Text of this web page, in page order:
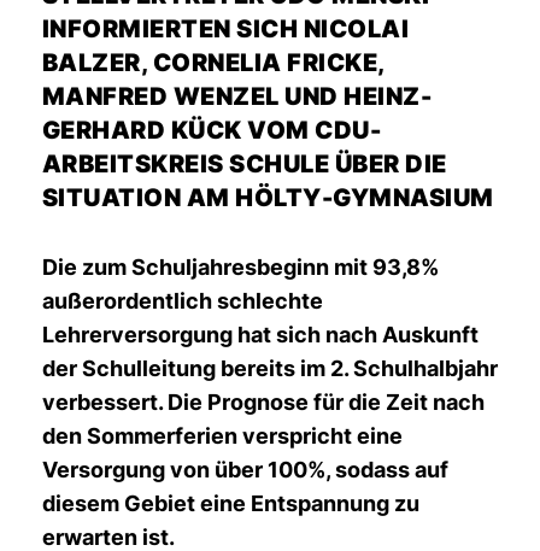
INFORMIERTEN SICH NICOLAI
BALZER, CORNELIA FRICKE,
MANFRED WENZEL UND HEINZ-
GERHARD KÜCK VOM CDU-
ARBEITSKREIS SCHULE ÜBER DIE
SITUATION AM HÖLTY-GYMNASIUM
Die zum Schuljahresbeginn mit 93,8%
außerordentlich schlechte
Lehrerversorgung hat sich nach Auskunft
der Schulleitung bereits im 2. Schulhalbjahr
verbessert. Die Prognose für die Zeit nach
den Sommerferien verspricht eine
Versorgung von über 100%, sodass auf
diesem Gebiet eine Entspannung zu
erwarten ist.